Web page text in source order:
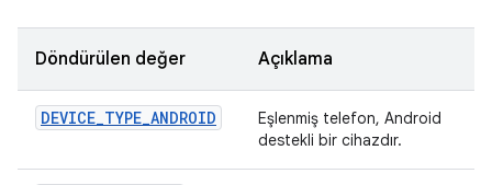
Döndürülen değer Açıklama
DEVICE_TYPE_ANDROID
Eşlenmiş telefon, Android
destekli bir cihazdır.